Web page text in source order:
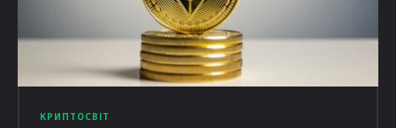
КРИПТОСВІТ